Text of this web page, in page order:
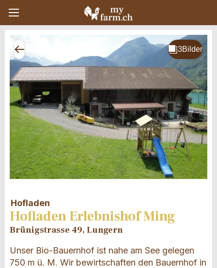
Hofladen
Hofladen Erlebnishof Ming
Brünigstrasse 49, Lungern
Unser Bio-Bauernhof ist nahe am See gelegen
750 m ü. M. Wir bewirtschaften den Bauernhof in